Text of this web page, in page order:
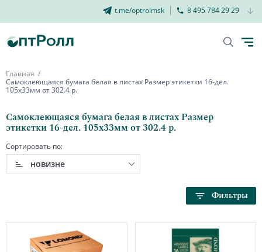
t.me/optrolmsk 8 495 784 29 29
Главная
Самоклеющаяся бумага белая в листах Размер этикетки 16-дел.
105х33мм от 302.4 р.
Самоклеющаяся бумага белая в листах Размер
этикетки 16-дел. 105х33мм от 302.4 р.
Сортировать по:
новизне
Фильтры